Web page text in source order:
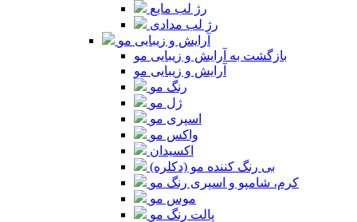
رژ لب مایع
رژ لب مدادی
آرایش و زیبایی مو
بازگشت به آرایش و زیبایی مو
آرایش و زیبایی مو
رنگ مو
ژل مو
اسپری مو
واکس مو
اکسیدان
بی رنگ کننده مو (دکلره)
کرم، شامپو و اسپری رنگ مو
موس مو
پالت رنگ مو